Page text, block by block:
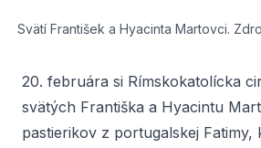
Svätí František a Hyacinta Martovci.
20. februára si Rímskokatolícka
svätých Františka a Hyacintu
pastierikov z portugalskej